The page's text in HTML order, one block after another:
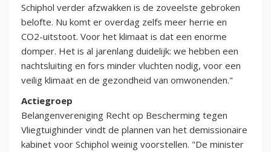
Schiphol verder afzwakken is de zoveelste gebroken
belofte. Nu komt er overdag zelfs meer herrie en
CO2-uitstoot. Voor het klimaat is dat een enorme
domper. Het is al jarenlang duidelijk: we hebben een
nachtsluiting en fors minder vluchten nodig, voor een
veilig klimaat en de gezondheid van omwonenden."
Actiegroep
Belangenvereniging Recht op Bescherming tegen
Vliegtuighinder vindt de plannen van het demissionaire
kabinet voor Schiphol weinig voorstellen. "De minister